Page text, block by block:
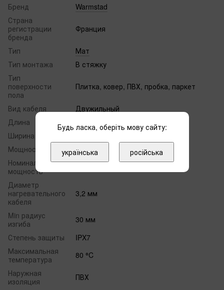
Бренд
Warmstad
Страна
регистрации
бренда
Франция
Тип
Мат
Тип монтажа
В стяжку
Тип
поверхности
пола
Плитка, ковер, ПВХ, пробка, паркет
Вид кабеля
Двужильный
Длина
Ширина
Мощность
105 Вт/м²
Номинальная
мощность
Диаметр
нагревательного
кабеля
3,2 мм
Min радиус
изгиба
30 мм
Степень защиты
IPX7
Максимальная
температура
80 ⁰C
Наружная
изоляция
ПВХ
Будь ласка, оберіть мову сайту:
українська російська